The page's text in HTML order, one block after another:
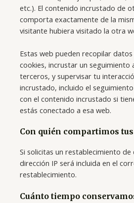
etc.). El contenido incrustado de
comporta exactamente de la
visitante hubiera visitado la otra
Estas web pueden recopilar
cookies, incrustar un seguimiento
terceros, y supervisar tu
incrustado, incluido el
con el contenido incrustado si
estás conectado a esa web.
Con quién compartimos
Si solicitas un restablecimiento
dirección IP será incluida en el
restablecimiento.
Cuánto tiempo